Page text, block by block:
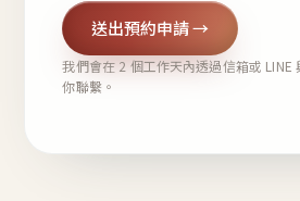
送出預約申請 →
我們會在 2 個工作天內透過信箱或 LINE
你聯繫。